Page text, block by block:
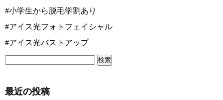
#小学生から脱毛学割あり
#アイス光フォトフェイシャル
#アイス光バストアップ
最近の投稿